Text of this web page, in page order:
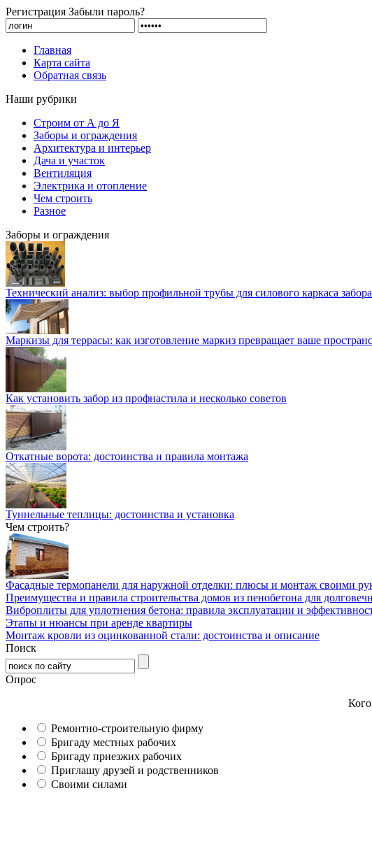
Регистрация Забыли пароль?
Главная
Карта сайта
Обратная связь
Наши рубрики
Строим от А до Я
Заборы и ограждения
Архитектура и интерьер
Дача и участок
Вентиляция
Электрика и отопление
Чем строить
Разное
Заборы и ограждения
Технический анализ: выбор профильной трубы для силового каркаса забора
Маркизы для террасы: как изготовление маркиз превращает ваше
Как установить забор из профнастила и несколько советов
Откатные ворота: достоинства и правила монтажа
Туннельные теплицы: достоинства и установка
Чем строить?
Фасадные термопанели для наружной отделки: плюсы и монтаж своими
Преимущества и правила строительства домов из пенобетона для
Виброплиты для уплотнения бетона: правила эксплуатации и
Этапы и нюансы при аренде квартиры
Монтаж кровли из оцинкованной стали: достоинства и описание
Поиск
Опрос
Ремонтно-строительную фирму
Бригаду местных рабочих
Бригаду приезжих рабочих
Приглашу друзей и родственников
Своими силами